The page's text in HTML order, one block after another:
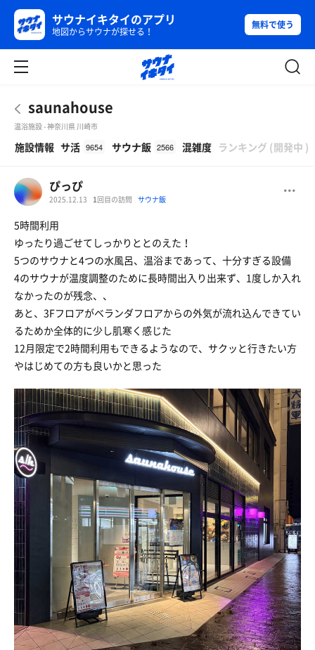
サウナイキタイのアプリ
地図からサウナが探せる！
無料で使う
saunahouse
温浴施設 - 神奈川県 川崎市
施設情報 サ活 9654 サウナ飯 2566 混雑度 ランキング (開発中 )
ぴっぴ
2025.12.13 1回目の訪問 サウナ飯
5時間利用
ゆったり過ごせてしっかりととのえた！
5つのサウナと4つの水風呂、温浴まであって、十分すぎる設備
4のサウナが温度調整のために長時間出入り出来ず、1度しか入れ
なかったのが残念、、
あと、3Fフロアがベランダフロアからの外気が流れ込んできてい
るためか全体的に少し肌寒く感じた
12月限定で2時間利用もできるようなので、サクッと行きたい方
やはじめての方も良いかと思った